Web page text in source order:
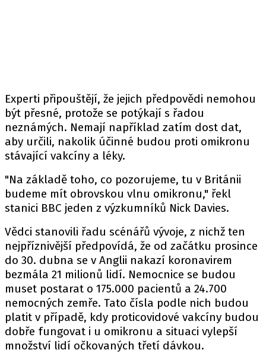
Experti připouštějí, že jejich předpovědi nemohou
být přesné, protože se potýkají s řadou
neznámých. Nemají například zatím dost dat,
aby určili, nakolik účinné budou proti omikronu
stávající vakcíny a léky.
"Na základě toho, co pozorujeme, tu v Británii
budeme mít obrovskou vlnu omikronu," řekl
stanici BBC jeden z výzkumníků Nick Davies.
Vědci stanovili řadu scénářů vývoje, z nichž ten
nejpříznivější předpovídá, že od začátku prosince
do 30. dubna se v Anglii nakazí koronavirem
bezmála 21 milionů lidí. Nemocnice se budou
muset postarat o 175.000 pacientů a 24.700
nemocných zemře. Tato čísla podle nich budou
platit v případě, kdy proticovidové vakcíny budou
dobře fungovat i u omikronu a situaci vylepší
množství lidí očkovaných třetí dávkou.